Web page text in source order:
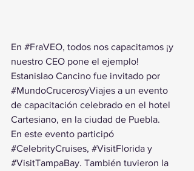
En #FraVEO, todos nos capacitamos ¡y
nuestro CEO pone el ejemplo!
Estanislao Cancino fue invitado por
#MundoCrucerosyViajes a un evento
de capacitación celebrado en el hotel
Cartesiano, en la ciudad de Puebla.
En este evento participó
#CelebrityCruises, #VisitFlorida y
#VisitTampaBay. También tuvieron la